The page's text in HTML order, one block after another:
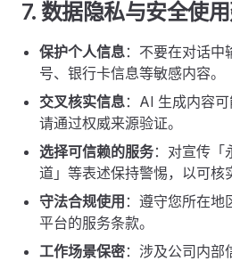
7. 数据隐私与安全使
保护个人信息：不要在对话中
号、银行卡信息等敏感内容。
交叉核实信息：AI 生成内容
请通过权威来源验证。
选择可信赖的服务：对宣传「
道」等表述保持警惕，以可核
守法合规使用 ：遵守您所在地
平台的服务条款。
工作场景保密：涉及公司内部